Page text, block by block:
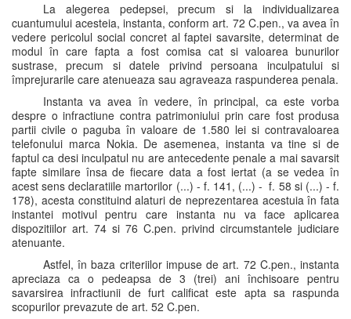
La alegerea pedepsei, precum si la individualizarea
cuantumului acesteia, instanta, conform art. 72 C.pen., va avea în
vedere pericolul social concret al faptei savarsite, determinat de
modul în care fapta a fost comisa cat si valoarea bunurilor
sustrase, precum si datele privind persoana inculpatului si
împrejurarile care atenueaza sau agraveaza raspunderea penala.
Instanta va avea în vedere, în principal, ca este vorba
despre o infractiune contra patrimoniului prin care fost produsa
partii civile o paguba în valoare de 1.580 lei si contravaloarea
telefonului marca Nokia. De asemenea, instanta va tine si de
faptul ca desi inculpatul nu are antecedente penale a mai savarsit
fapte similare însa de fiecare data a fost iertat (a se vedea în
acest sens declaratiile martorilor (...) - f. 141, (...) - f. 58 si (...) - f.
178), acesta constituind alaturi de neprezentarea acestuia în fata
instantei motivul pentru care instanta nu va face aplicarea
dispozitiilor art. 74 si 76 C.pen. privind circumstantele judiciare
atenuante.
Astfel, în baza criteriilor impuse de art. 72 C.pen., instanta
apreciaza ca o pedeapsa de 3 (trei) ani închisoare pentru
savarsirea infractiunii de furt calificat este apta sa raspunda
scopurilor prevazute de art. 52 C.pen.